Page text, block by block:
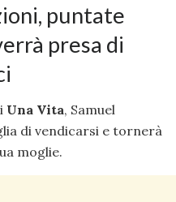
puntate
presa di
Una Vita, Samuel
di vendicarsi e tornerà
moglie.